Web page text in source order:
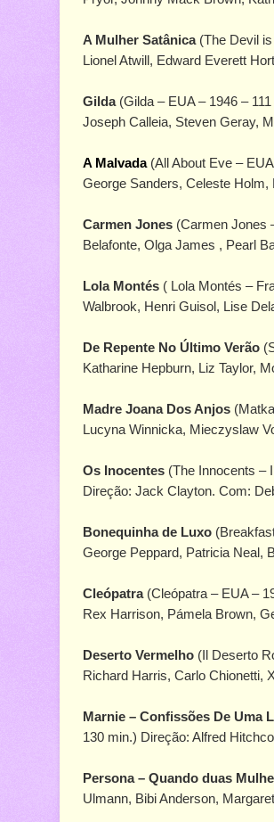
A Mulher Satânica(The Devil is
Lionel Atwill, Edward Everett
Gilda(Gilda – EUA – 1946 –
Joseph Calleia, Steven Geray,
A Malvada(All About Eve –
George Sanders, Celeste
Carmen Jones (Carmen Jones
Belafonte, Olga James , Pearl
Lola Montés ( Lola Montés –
Walbrook, Henri Guisol, Lise
De Repente No Último Verão
Katharine Hepburn, Liz Taylor,
Madre Joana Dos Anjos
Lucyna Winnicka, Mieczyslaw
Os Inocentes (The Innocents –
Direção: Jack Clayton. Com:
Bonequinha de Luxo
George Peppard, Patricia Neal,
Cleópatra(Cleópatra – EUA –
Rex Harrison, Pámela Brown,
Deserto Vermelho (Il Deserto
Richard Harris, Carlo Chionetti,
Marnie – Confissões De Uma
130 min.) Direção: Alfred
Persona – Quando duas
Ulmann, Bibi Anderson,